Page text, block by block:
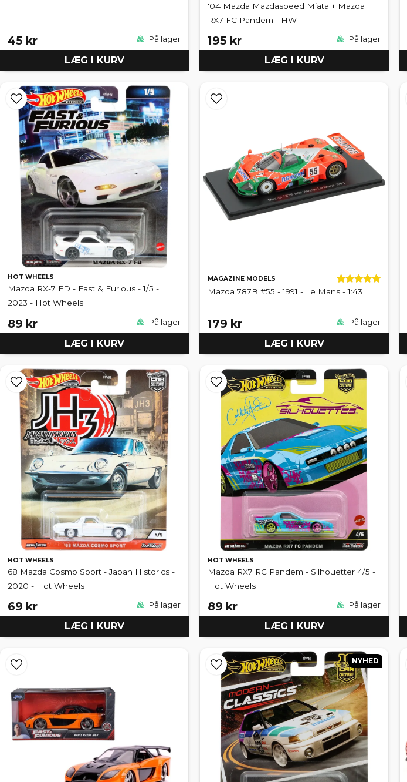
45 kr På lager
LÆG I KURV
'04 Mazda Mazdaspeed Miata + Mazda
RX7 FC Pandem - HW
195 kr På lager
LÆG I KURV
HOT WHEELS
Mazda RX-7 FD - Fast & Furious - 1/5 -
2023 - Hot Wheels
89 kr På lager
LÆG I KURV
MAGAZINE MODELS
Mazda 787B #55 - 1991 - Le Mans - 1:43
179 kr På lager
LÆG I KURV
HOT WHEELS
68 Mazda Cosmo Sport - Japan Historics -
2020 - Hot Wheels
69 kr På lager
LÆG I KURV
HOT WHEELS
Mazda RX7 RC Pandem - Silhouetter 4/5 -
Hot Wheels
89 kr På lager
LÆG I KURV
NYHED